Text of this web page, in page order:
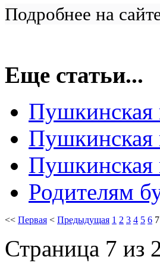
Подробнее на
Еще статьи...
Пушкинская
Пушкинская
Пушкинская
Родителям
<< Первая < Предыдущая 1 2 3 4 5 6 7
Страница 7 из